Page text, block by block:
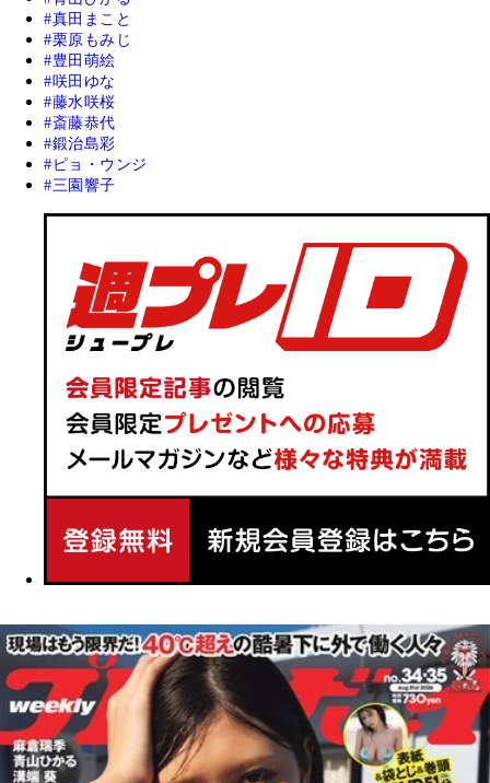
真田まこと
栗原もみじ
豊田萌絵
咲田ゆな
藤水咲桜
斎藤恭代
鍛治島彩
ピョ・ウンジ
三園響子